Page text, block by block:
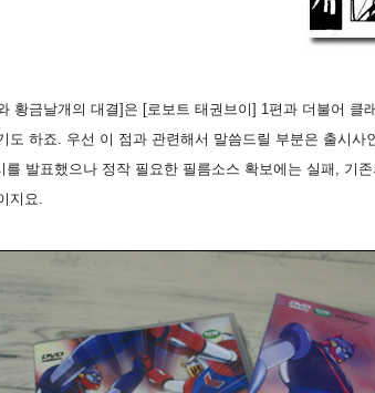
황금날개의 대결]은 [로보트 태권브이] 1편과 더불어 클
도 하죠. 우선 이 점과 관련해서 말씀드릴 부분은 출시사
를 발표했으나 정작 필요한 필름소스 확보에는 실패, 기
지요.